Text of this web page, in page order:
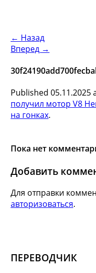
← Назад
Вперед →
Published 05.11.2025
получил мотор V8
на гонках.
Пока нет
Добавить
Для отправки
авторизоваться.
ПЕРЕВОДЧИК